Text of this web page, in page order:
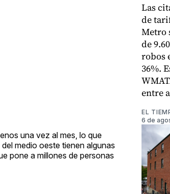
una vez al mes, lo que
medio oeste tienen algunas
pone a millones de personas
Las
de
Metro
de
robos
36%.
entre
EL
6 de